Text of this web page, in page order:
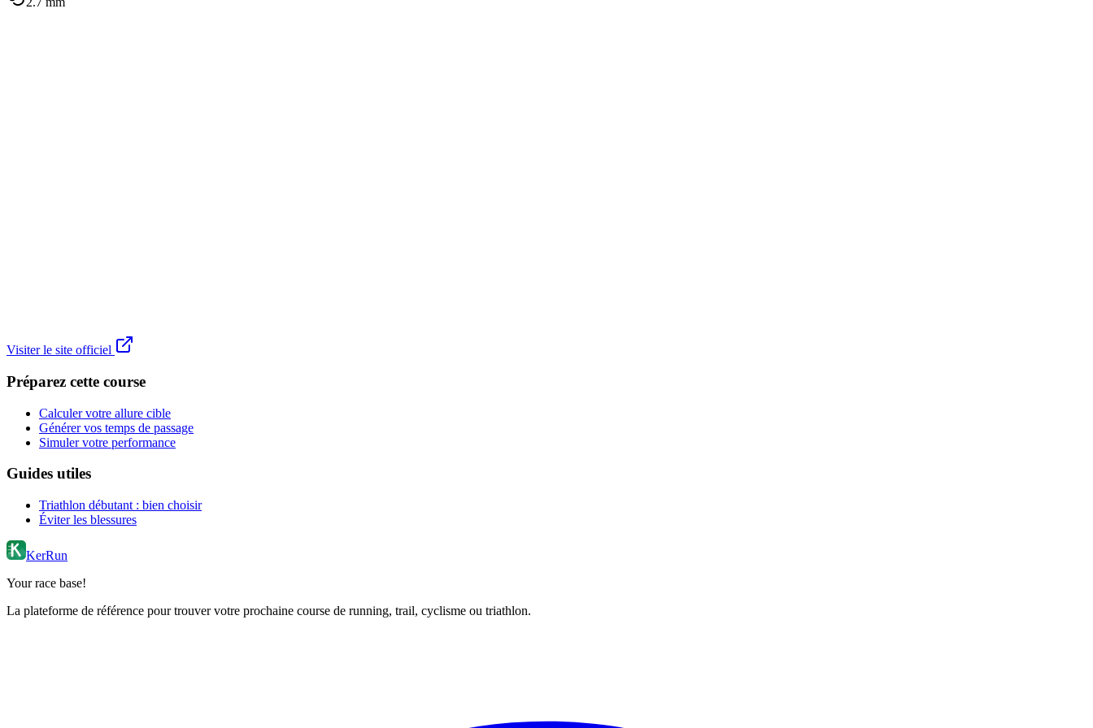
Visiter le site officiel
Préparez cette course
Calculer votre allure cible
Générer vos temps de passage
Simuler votre performance
Guides utiles
Triathlon débutant : bien choisir
Éviter les blessures
KerRun
Your race base!
La plateforme de référence pour trouver votre prochaine course de running, trail, cyclisme ou triathlon.